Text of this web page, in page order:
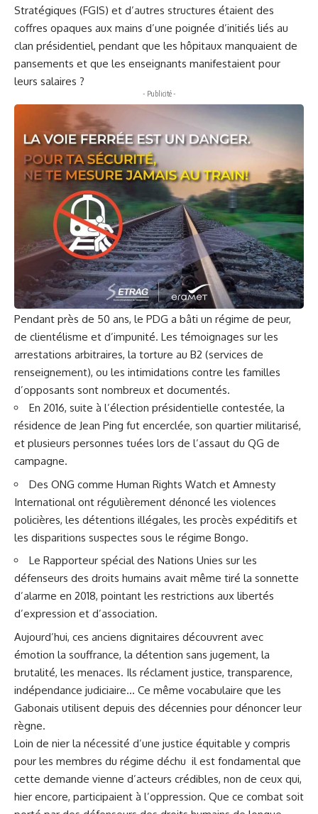
Stratégiques (FGIS) et d’autres structures étaient des
coffres opaques aux mains d’une poignée d’initiés liés au
clan présidentiel, pendant que les hôpitaux manquaient de
pansements et que les enseignants manifestaient pour
leurs salaires ?
- Publicité -
Pendant près de 50 ans, le PDG a bâti un régime de peur,
de clientélisme et d’impunité. Les témoignages sur les
arrestations arbitraires, la torture au B2 (services de
renseignement), ou les intimidations contre les familles
d’opposants sont nombreux et documentés.
En 2016, suite à l’élection présidentielle contestée, la
résidence de Jean Ping fut encerclée, son quartier militarisé,
et plusieurs personnes tuées lors de l’assaut du QG de
campagne.
Des ONG comme Human Rights Watch et Amnesty
International ont régulièrement dénoncé les violences
policières, les détentions illégales, les procès expéditifs et
les disparitions suspectes sous le régime Bongo.
Le Rapporteur spécial des Nations Unies sur les
défenseurs des droits humains avait même tiré la sonnette
d’alarme en 2018, pointant les restrictions aux libertés
d’expression et d’association.
Aujourd’hui, ces anciens dignitaires découvrent avec
émotion la souffrance, la détention sans jugement, la
brutalité, les menaces. Ils réclament justice, transparence,
indépendance judiciaire… Ce même vocabulaire que les
Gabonais utilisent depuis des décennies pour dénoncer leur
règne.
Loin de nier la nécessité d’une justice équitable y compris
pour les membres du régime déchu il est fondamental que
cette demande vienne d’acteurs crédibles, non de ceux qui,
hier encore, participaient à l’oppression. Que ce combat soit